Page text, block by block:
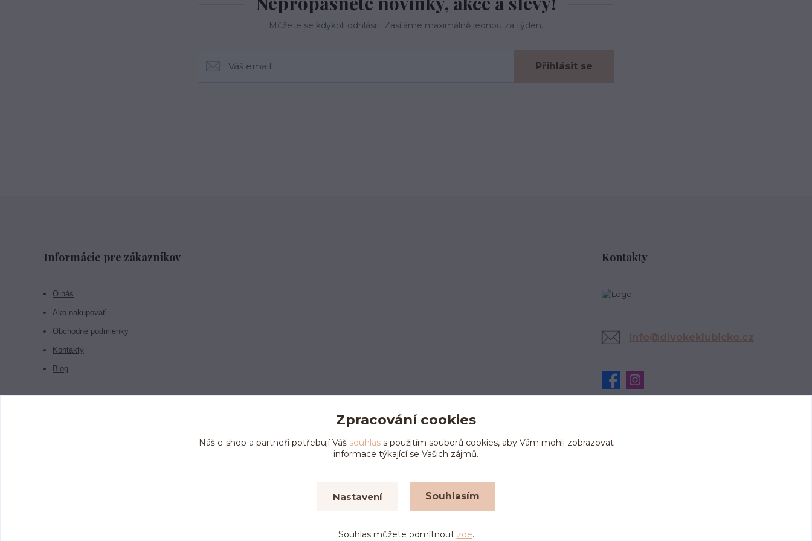
Můžete se kdykoli odhlásit. Zasíláme maximálně jednou za týden.
Přihlásit se
Informácie pre zákazníkov
O nás
Ako nakupovať
Obchodné podmienky
Kontakty
Blog
Kontakty
info@divokeklubicko.cz
Zpracování cookies
Náš e-shop a partneři potřebují Váš souhlass použitím souborů cookies, aby Vám mohli zobrazovat
informace týkající se Vašich zájmů.
Nastavení Souhlasím
Souhlas můžete odmítnout zde.